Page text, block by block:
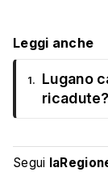
Leggi anche
1.
Lugano
ricadute?
Segui